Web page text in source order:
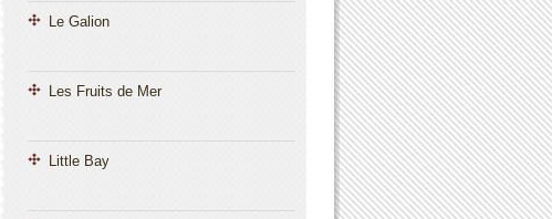
Le Galion
Les Fruits de Mer
Little Bay